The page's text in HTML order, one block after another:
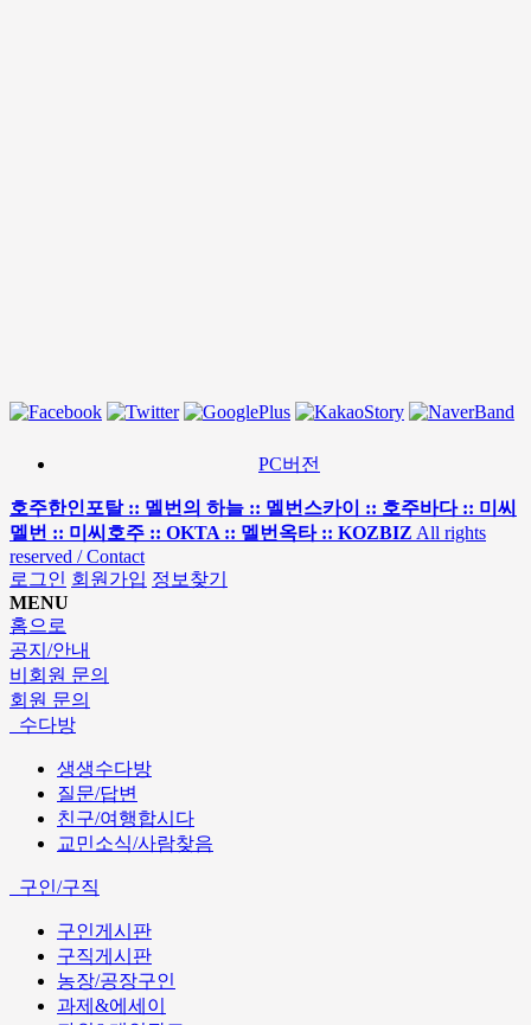
PC버전
호주한인포탈 :: 멜번의 하늘 :: 멜번스카이 :: 호주바다 :: 미씨
멜번 :: 미씨호주 :: OKTA :: 멜번옥타 :: KOZBIZ All rights
reserved / Contact
로그인 회원가입 정보찾기
MENU
홈으로
공지/안내
비회원 문의
회원 문의
수다방
생생수다방
질문/답변
친구/여행합시다
교민소식/사람찾음
구인/구직
구인게시판
구직게시판
농장/공장구인
과제&에세이